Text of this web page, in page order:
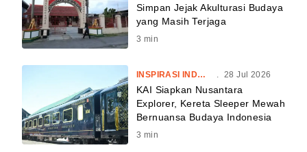
Simpan Jejak Akulturasi Budaya
yang Masih Terjaga
3 min
INSPIRASI INDONESIA . 28 Jul 2026
KAI Siapkan Nusantara
Explorer, Kereta Sleeper Mewah
Bernuansa Budaya Indonesia
3 min